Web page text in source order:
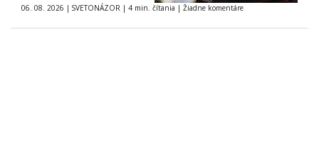
06. 08. 2026 | SVETONÁZOR | 4 min. čítania | Žiadne komentáre